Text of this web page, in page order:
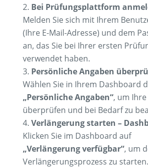
Bei Prüfungsplattform
Melden Sie sich mit Ihrem
(Ihre E-Mail-Adresse) und dem
an, das Sie bei Ihrer ersten
verwendet haben.
Persönliche Angaben
Wählen Sie in Ihrem Dashboard
„Persönliche Angaben“, um
überprüfen und bei Bedarf zu
Verlängerung starten –
Klicken Sie im Dashboard auf
„Verlängerung verfügbar“, um
Verlängerungsprozess zu starten.